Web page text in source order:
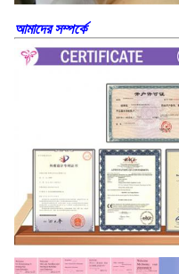
আমাদের সম্পর্কে